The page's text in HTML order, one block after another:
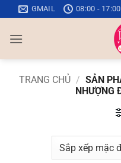
qua
nội
GMAIL 08:00 - 17:00
TRANG CHỦ / SẢN
NHƯỢNG